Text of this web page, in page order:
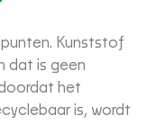
Kunststof
dat is geen
het
is, wordt